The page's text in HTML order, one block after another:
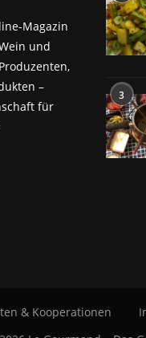
Magazin
und
–
für
3
& Kooperationen